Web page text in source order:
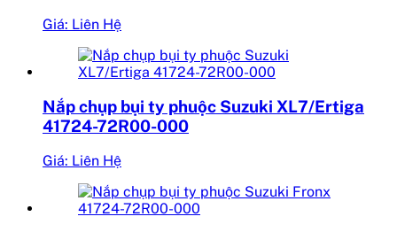
Giá: Liên Hệ
Nắp chụp bụi ty phuộc Suzuki XL7/Ertiga
41724-72R00-000
Giá: Liên Hệ